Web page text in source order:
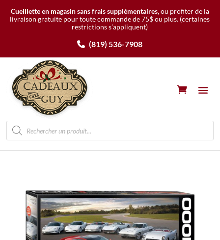
Cueillette en magasin sans frais supplémentaires,ou profiter de la
livraison gratuite pour toute commande de 75$ ou plus. (certaines
restrictions s’appliquent)
(819) 536-7908
Recherche
de
produits